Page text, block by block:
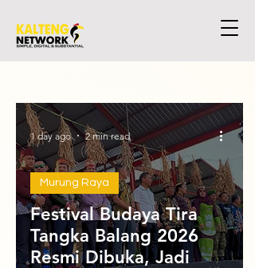
Festival Budaya Tira
Tangka Balang 2026
Resmi Dibuka, Jadi
Murung Raya
1 day ago 2 min read